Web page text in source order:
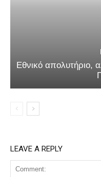
Εθνικό απολυτήριο,
LEAVE A REPLY